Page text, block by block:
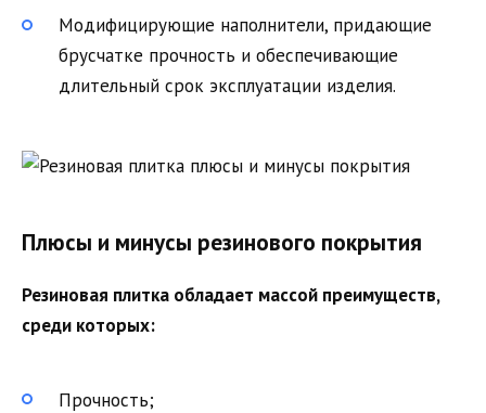
Модифицирующие наполнители, придающие
брусчатке прочность и обеспечивающие
длительный срок эксплуатации изделия.
Плюсы и минусы резинового покрытия
Резиновая плитка обладает массой преимуществ,
среди которых:
Прочность;